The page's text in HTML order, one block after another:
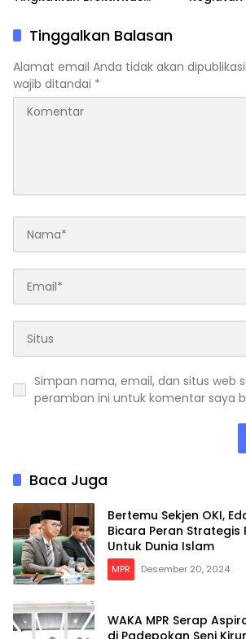
Tinggalkan Balasan
Alamat email Anda tidak akan
wajib ditandai *
Simpan nama, email, dan situs web
peramban ini untuk komentar saya
Baca Juga
Bertemu Sekjen OKI,
Bicara Peran Strategis
Untuk Dunia Islam
MPR Desember 20, 2024
WAKA MPR Serap